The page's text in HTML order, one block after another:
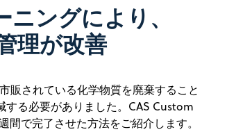
ングにより、
理が改善
販されている化学物質を廃棄すること
する必要がありました。CAS Custom
で完了させた方法をご紹介します。